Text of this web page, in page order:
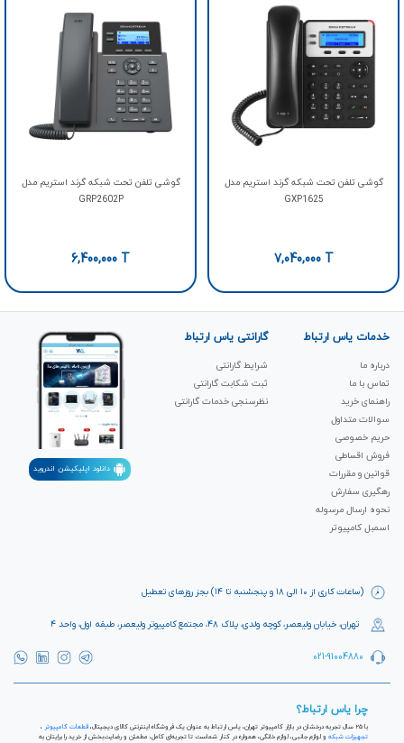
گوشی تلفن تحت شبکه گرند استریم مدل
GXP1625
7,040,000T
گوشی تلفن تحت شبکه گرند استریم مدل
GRP2602P
6,400,000 T
(ساعات کاری از ۱۰ الی ۱۸ و پنجشنبه تا ۱۴) بجز روزهای تعطیل
تهران، خیابان ولیعصر، کوچه ولدی، پلاک ۴۸، مجتمع کامپیوتر ولیعصر، طبقه اول، واحد ۴
021-91004880
خدمات یاس ارتباط
درباره ما
تماس با ما
راهنمای خرید
سوالات متداول
حریم خصوصی
فروش اقساطی
قوانین و مقررات
رهگیری سفارش
نحوه ارسال مرسوله
اسمبل کامپیوتر
گارانتی یاس ارتباط
شرایط گارانتی
ثبت شکابت‌ گارانتی
نظرسنجی خدمات گارانتی
دانلود اپلیکیشن اندروید
چرا یاس ارتباط؟
با ۲۵ سال تجربه درخشان در بازار کامپیوتر تهران، یاس ارتباط به عنوان یک فروشگاه اینترنتی کالای دیجیتال، قطعات کامپیوتر
تجهیزات شبکه
و لوازم جانبی، لوازم خانگی، همواره در کنار شماست تا تجربه‌ای کامل، مطمئن و رضایت‌بخش از خرید را برایتان به